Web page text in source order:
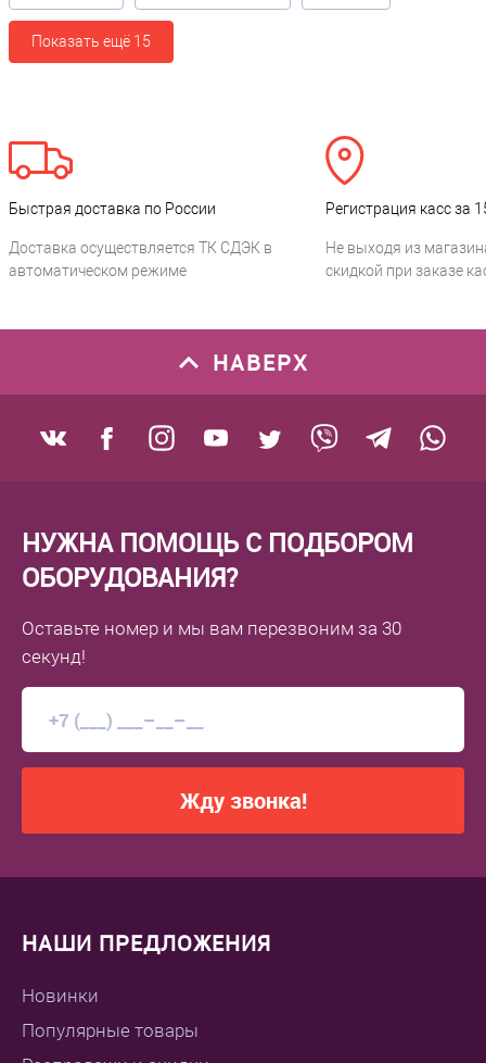
Показать ещё 15
Быстрая доставка по России
Доставка осуществляется ТК СДЭК в
автоматическом режиме
Регистрация касс за
Не выходя из
скидкой при заказе
НАВЕРХ
НУЖНА ПОМОЩЬ С ПОДБОРОМ
ОБОРУДОВАНИЯ?
Оставьте номер и мы вам перезвоним за 30
секунд!
Жду звонка!
НАШИ ПРЕДЛОЖЕНИЯ
Новинки
Популярные товары